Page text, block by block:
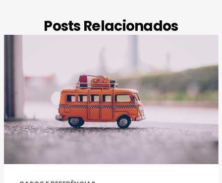
Posts Relacionados